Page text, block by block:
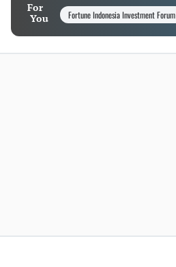
For
You
Fortune Indonesia Investment Forum